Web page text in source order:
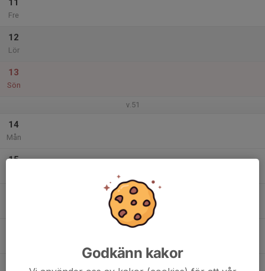
11
Fre
12
Lör
13
Sön
v.51
14
Mån
15
Godkänn kakor